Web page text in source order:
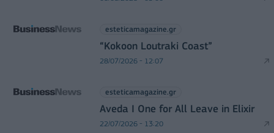
esteticamagazine.gr
“Kokoon Loutraki Coast”
28/07/2026 - 12:07
esteticamagazine.gr
Aveda I One for All Leave in Elixir
22/07/2026 - 13:20